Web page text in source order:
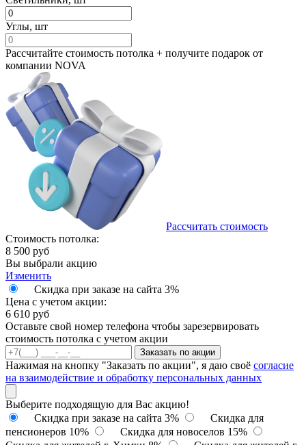
Углы, шт
Рассчитайте стоимость потолка + получите подарок от
компании NOVA
Рассчитать стоимость
Стоимость потолка:
8 500 руб
Вы выбрали акцию
Изменить
Скидка при заказе на сайта 3%
Цена с учетом акции:
6 610 руб
Оставьте свой номер телефона чтобы зарезервировать
стоимость потолка с учетом акции
Заказать по акции
Нажимая на кнопку "Заказать по акции", я даю своё согласие
на взаимодействие и обработку персональных данных
Выберите подходящую для Вас акцию!
Скидка при заказе на сайта 3%
Скидка для
пенсионеров 10%
Скидка для новоселов 15%